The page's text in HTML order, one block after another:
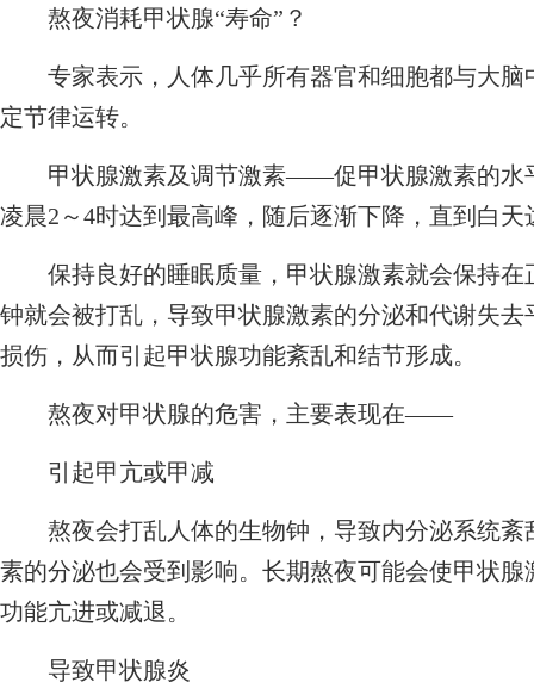
熬夜消耗甲状腺“寿命”？
专家表示，人体几乎所有器官和细胞都与大脑
定节律运转。
甲状腺激素及调节激素——促甲状腺激素的水
凌晨2～4时达到最高峰，随后逐渐下降，直到白天
保持良好的睡眠质量，甲状腺激素就会保持在
钟就会被打乱，导致甲状腺激素的分泌和代谢失
损伤，从而引起甲状腺功能紊乱和结节形成。
熬夜对甲状腺的危害，主要表现在——
引起甲亢或甲减
熬夜会打乱人体的生物钟，导致内分泌系统紊
素的分泌也会受到影响。长期熬夜可能会使甲状
功能亢进或减退。
导致甲状腺炎